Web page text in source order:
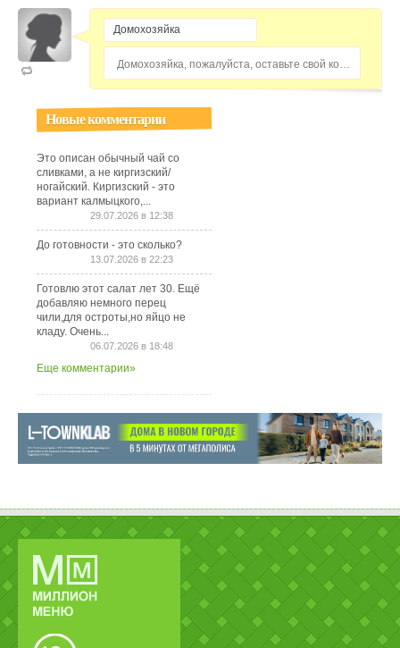
Домохозяйка, пожалуйста, оставьте свой комментарий...
Новые комментарии
Это описан обычный чай со
сливками, а не киргизский/
ногайский. Киргизский - это
вариант калмыцкого,...
29.07.2026 в 12:38
До готовности - это сколько?
13.07.2026 в 22:23
Готовлю этот салат лет 30. Ещё
добавляю немного перец
чили,для остроты,но яйцо не
кладу. Очень...
06.07.2026 в 18:48
Еще комментарии»